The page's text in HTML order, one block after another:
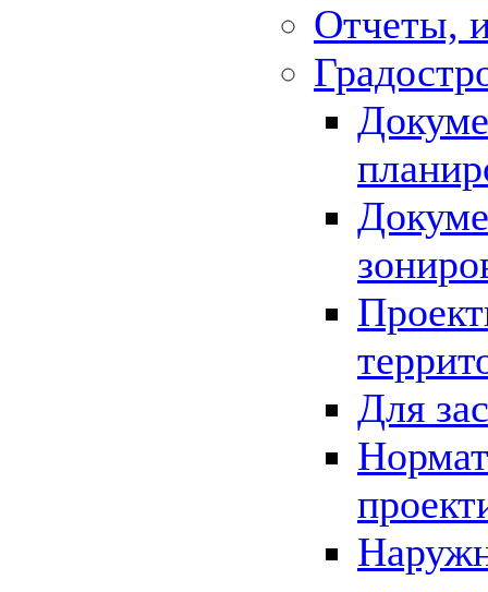
Отчеты,
Для